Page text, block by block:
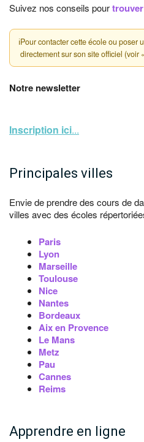
Suivez nos conseils pour
ℹPour contacter cette école ou poser
directement sur son site officiel (voir
Notre newsletter
Inscription ici...
Principales villes
Envie de prendre des cours de
villes avec des écoles
Paris
Lyon
Marseille
Toulouse
Nice
Nantes
Bordeaux
Aix en Provence
Le Mans
Metz
Pau
Cannes
Reims
Apprendre en ligne